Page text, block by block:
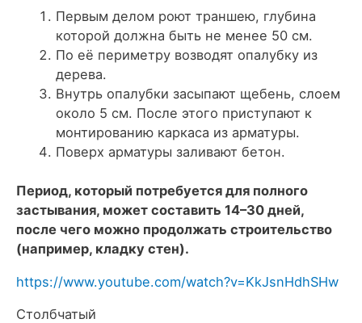
Первым делом роют траншею, глубина
которой должна быть не менее 50 см.
По её периметру возводят опалубку из
дерева.
Внутрь опалубки засыпают щебень, слоем
около 5 см. После этого приступают к
монтированию каркаса из арматуры.
Поверх арматуры заливают бетон.
Период, который потребуется для полного
застывания, может составить 14–30 дней,
после чего можно продолжать строительство
(например, кладку стен).
https://www.youtube.com/watch?v=KkJsnHdhSHw
Столбчатый